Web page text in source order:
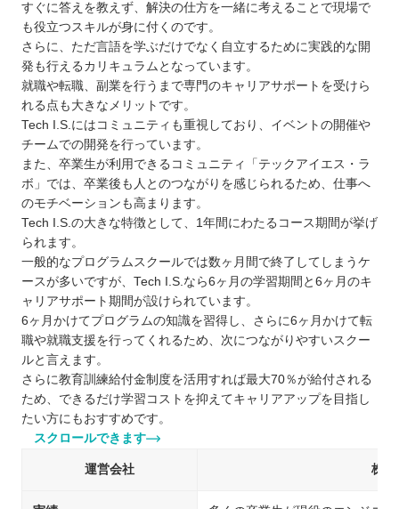
九州 / 沖縄
すぐに答えを教えず、解決の仕方を一緒に考えることで現場で
も役立つスキルが身に付くのです。
さらに、ただ言語を学ぶだけでなく自立するために実践的な開
発も行えるカリキュラムとなっています。
就職や転職、副業を行うまで専門のキャリアサポートを受けら
れる点も大きなメリットです。
Tech I.S.にはコミュニティも重視しており、イベントの開催や
チームでの開発を行っています。
また、卒業生が利用できるコミュニティ「テックアイエス・ラ
ボ」では、卒業後も人とのつながりを感じられるため、仕事へ
のモチベーションも高まります。
Tech I.S.の大きな特徴として、1年間にわたるコース期間が挙げ
られます。
一般的なプログラムスクールでは数ヶ月間で終了してしまうケ
ースが多いですが、Tech I.S.なら6ヶ月の学習期間と6ヶ月のキ
ャリアサポート期間が設けられています。
6ヶ月かけてプログラムの知識を習得し、さらに6ヶ月かけて転
職や就職支援を行ってくれるため、次につながりやすいスクー
ルと言えます。
さらに教育訓練給付金制度を活用すれば最大70％が給付される
ため、できるだけ学習コストを抑えてキャリアアップを目指し
たい方にもおすすめです。
スクロールできます
運営会社 株式